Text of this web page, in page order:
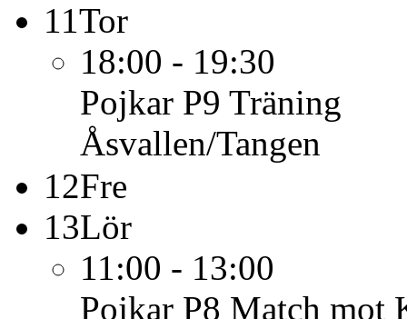
11Tor
18:00 - 19:30
Pojkar P9 Träning
Åsvallen/Tangen
12Fre
13Lör
11:00 - 13:00
Pojkar P8 Match mot